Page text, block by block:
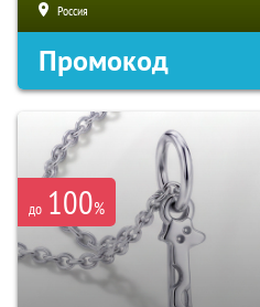
Россия
Промокод
до 100%